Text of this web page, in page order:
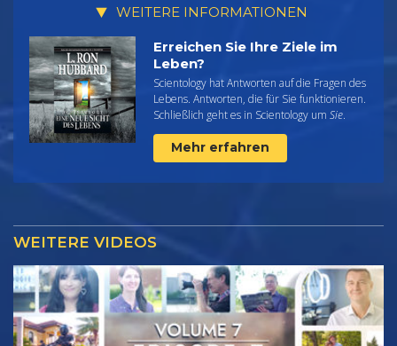
WEITERE INFORMATIONEN
Erreichen Sie Ihre Ziele im
Leben?
Scientology hat Antworten auf die Fragen des
Lebens. Antworten, die für Sie funktionieren.
Schließlich geht es in Scientology um Sie.
Mehr erfahren
WEITERE VIDEOS